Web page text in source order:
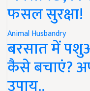
फसल सुरक्षा!
Animal Husbandry
बरसात में
कैसे बचाएं?